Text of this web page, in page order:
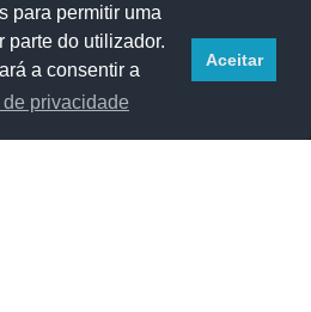
para permitir uma
parte do utilizador.
a consentir a
privacidade
Aceitar